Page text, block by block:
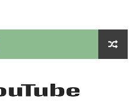
கட்டணம் நிர்ணயம்.